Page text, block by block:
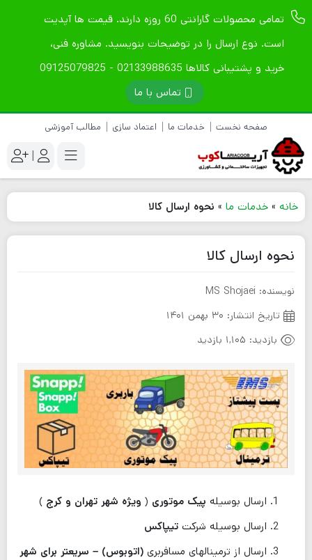
تمامی محصولات گارانتی 60 روزه دارند. قیمت ها آپدیت
است. نوع ارسال را در توضیحات بنویسید. مشاوره فنی،
خرید و پشتیبانی کالاها 02133988635 - 09125079825
تماس با ما
صفحه نخست خدمات ما اعتماد سازی مطالب آموزشی
|
خانه » خدمات ما » نحوه ارسال کالا
نحوه ارسال کالا
نویسنده: MS Shojaei
تاریخ انتشار: ۳۰ بهمن ۱۴۰۱
بازدید: 1,105 بازدید
ارسال بوسیله پیک موتوری ( ویژه شهر تهران و کرج )
ارسال بوسیله شرکت تیپاکس
ارسال از ترمینالهای مسافربری (اتوبوس) – سریعتر برای شهر